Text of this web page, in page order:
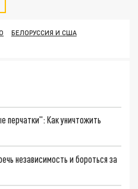
БЕЛОРУССИЯ И США
перчатки": Как уничтожить
независимость и бороться за